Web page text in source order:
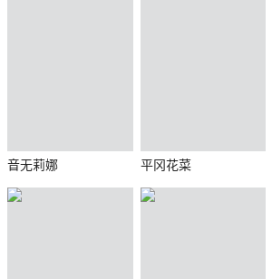
音无莉娜 平冈花菜